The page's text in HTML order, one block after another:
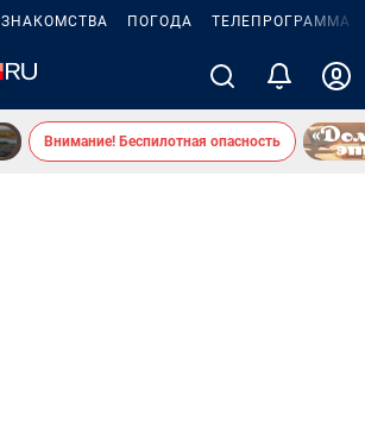
ЗНАКОМСТВА ПОГОДА ТЕЛЕПРОГРАММА
Внимание! Беспилотная опасность